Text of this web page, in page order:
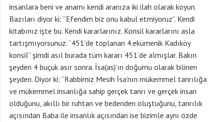
insanlara beni ve anamı kendi aranıza iki ilah olarak koyun.
Bazıları diyor ki; “Efendim biz onu kabul etmiyoruz”. Kendi
kitabınız işte bu. Kendi kararlarınız. Konsil kararlarını asla
tartışmıyorsunuz. “451’de toplanan 4.ekümenik Kadıköy
konsil” şimdi asıl burada tüm kararı 451’de almışlar. Bakın
şeyden 4 buçuk asır sonra. İsa(as)’ın doğumu olarak bilinen
şeyden. Diyor ki; “Rabbimiz Mesih İsa’nın mükemmel tanrılığa
ve mükemmel insanlığa sahip gerçek tanrı ve gerçek insan
olduğunu, akıllı bir ruhtan ve bedenden oluştuğunu, tanrılık
açısından Baba ile insanlık açısından ise bizimle aynı özde